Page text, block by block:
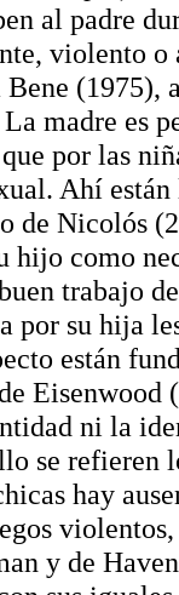
al padre
violento
Bene
madre es
por las
Ahí
de Nicolós
hijo como
trabajo
por su hija
están
Eisenwood
ni la
se refieren
hay
y de